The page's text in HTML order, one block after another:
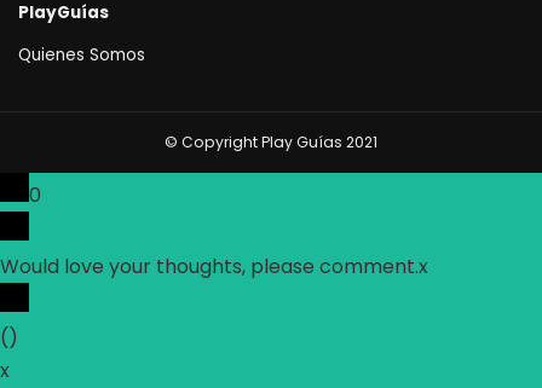
PlayGuías
Quienes Somos
© Copyright Play Guías 2021
0
Would love your thoughts, please comment.x
()
x